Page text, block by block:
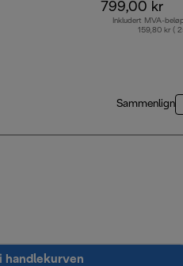
799,00 kr
Inkludert MVA-
159,80 kr (
Sammenlign
handlekurven